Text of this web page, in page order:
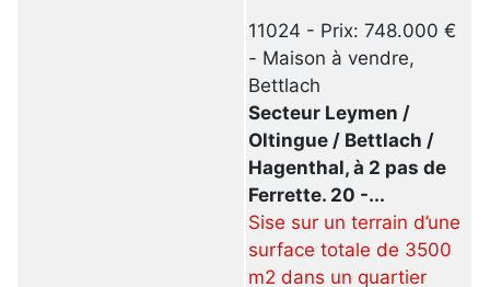
11024 - Prix: 748.000 €
- Maison à vendre,
Bettlach
Secteur Leymen /
Oltingue / Bettlach /
Hagenthal, à 2 pas de
Ferrette. 20 -...
Sise sur un terrain d’une
surface totale de 3500
m2 dans un quartier